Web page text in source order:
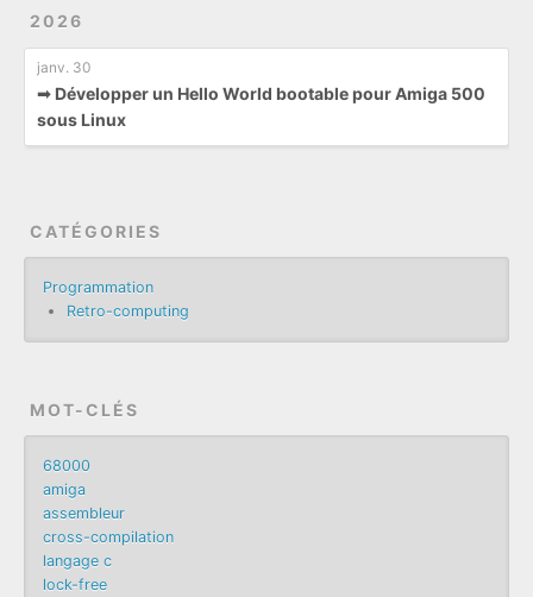
2026
janv. 30
➟ Développer un Hello World bootable pour Amiga 500
sous Linux
CATÉGORIES
Programmation
Retro-computing
MOT-CLÉS
68000
amiga
assembleur
cross-compilation
langage c
lock-free